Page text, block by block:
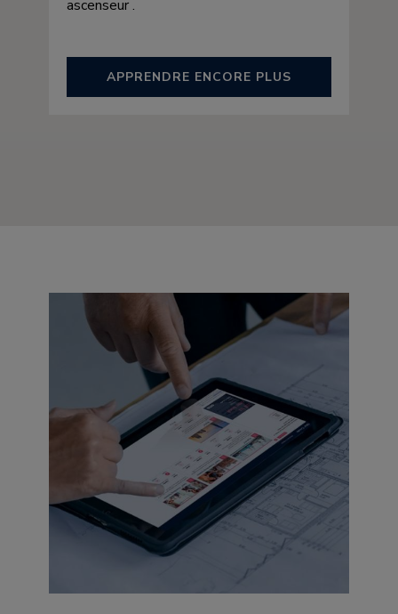
ascenseur .
APPRENDRE ENCORE PLUS